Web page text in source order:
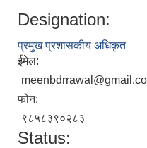
Designation:
प्रमुख प्रशासकीय अधिकृत
ईमेल:
फोन:
९८५८३९०२८३
Status: